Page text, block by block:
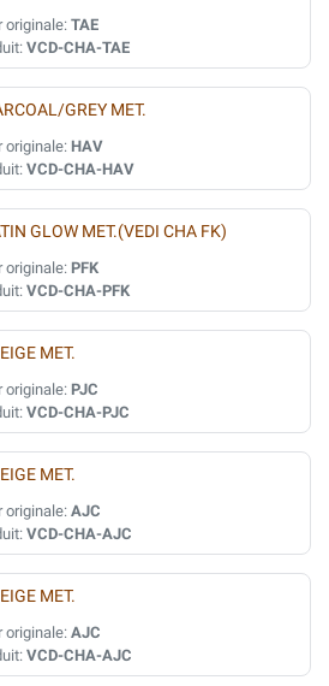
originale: TAE
VCD-CHA-TAE
GREY MET.
originale: HAV
VCD-CHA-HAV
GLOW MET.(VEDI CHA FK)
originale: PFK
VCD-CHA-PFK
MET.
originale: PJC
VCD-CHA-PJC
MET.
originale: AJC
VCD-CHA-AJC
MET.
originale: AJC
VCD-CHA-AJC